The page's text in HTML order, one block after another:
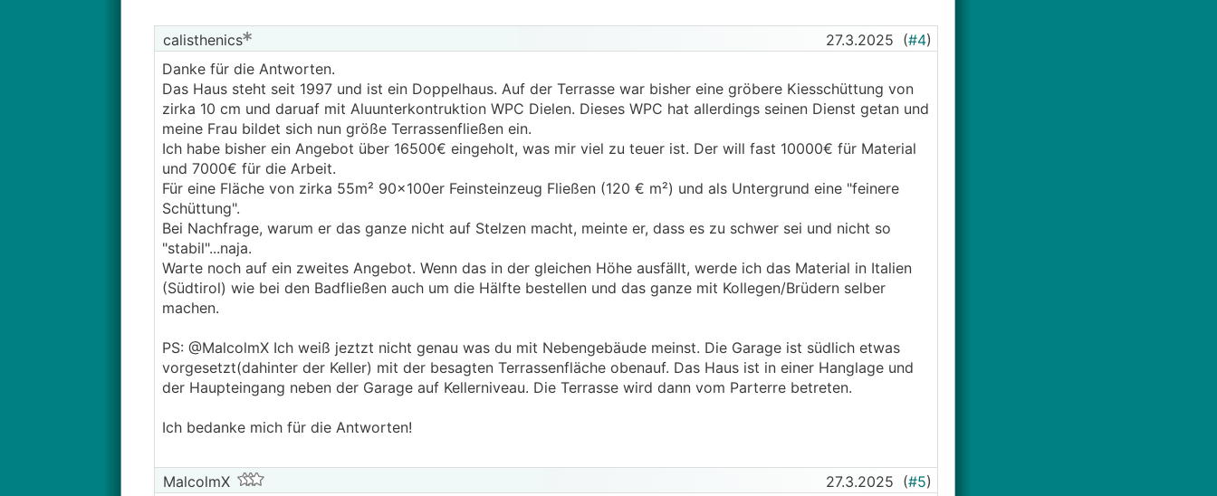
calisthenics 27.3.2025 (#4)
Danke für die Antworten.
Das Haus steht seit 1997 und ist ein Doppelhaus. Auf der Terrasse war bisher eine gröbere Kiesschüttung von
zirka 10 cm und daruaf mit Aluunterkontruktion WPC Dielen. Dieses WPC hat allerdings seinen Dienst getan und
meine Frau bildet sich nun größe Terrassenfließen ein.
Ich habe bisher ein Angebot über 16500€ eingeholt, was mir viel zu teuer ist. Der will fast 10000€ für Material
und 7000€ für die Arbeit.
Für eine Fläche von zirka 55m² 90x100er Feinsteinzeug Fließen (120 € m²) und als Untergrund eine "feinere
Schüttung".
Bei Nachfrage, warum er das ganze nicht auf Stelzen macht, meinte er, dass es zu schwer sei und nicht so
"stabil"...naja.
Warte noch auf ein zweites Angebot. Wenn das in der gleichen Höhe ausfällt, werde ich das Material in Italien
(Südtirol) wie bei den Badfließen auch um die Hälfte bestellen und das ganze mit Kollegen/Brüdern selber
machen.
PS: @­MalcolmX Ich weiß jeztzt nicht genau was du mit Nebengebäude meinst. Die Garage ist südlich etwas
vorgesetzt(dahinter der Keller) mit der besagten Terrassenfläche obenauf. Das Haus ist in einer Hanglage und
der Haupteingang neben der Garage auf Kellerniveau. Die Terrasse wird dann vom Parterre betreten.
Ich bedanke mich für die Antworten!
MalcolmX 27.3.2025 (#5)